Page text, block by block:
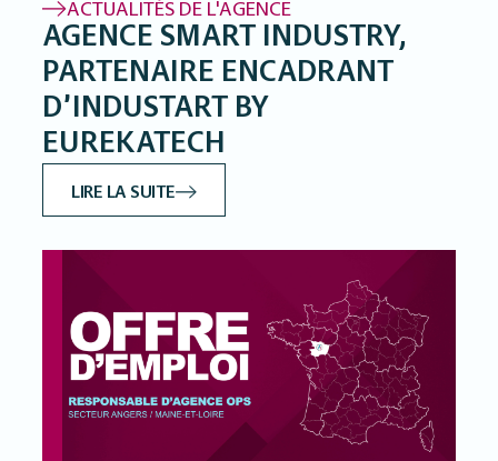
ACTUALITÉS DE L'AGENCE
AGENCE SMART INDUSTRY,
PARTENAIRE ENCADRANT
D’INDUSTART BY
EUREKATECH
LIRE LA SUITE